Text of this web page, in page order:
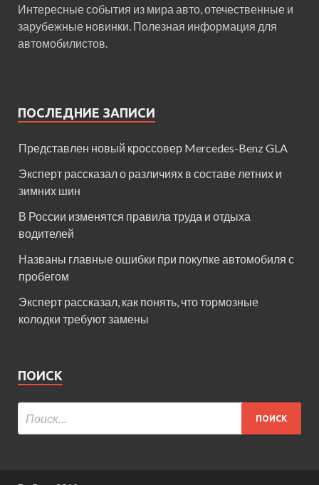
Интересные события из мира авто, отечественные и
зарубежные новинки. Полезная информация для
автомобилистов.
ПОСЛЕДНИЕ ЗАПИСИ
Представлен новый кроссовер Mercedes-Benz GLA
Эксперт рассказал о различиях в составе летних и
зимних шин
В России изменятся правила труда и отдыха
водителей
Названы главные ошибки при покупке автомобиля с
пробегом
Эксперт рассказал, как понять, что тормозные
колодки требуют замены
ПОИСК